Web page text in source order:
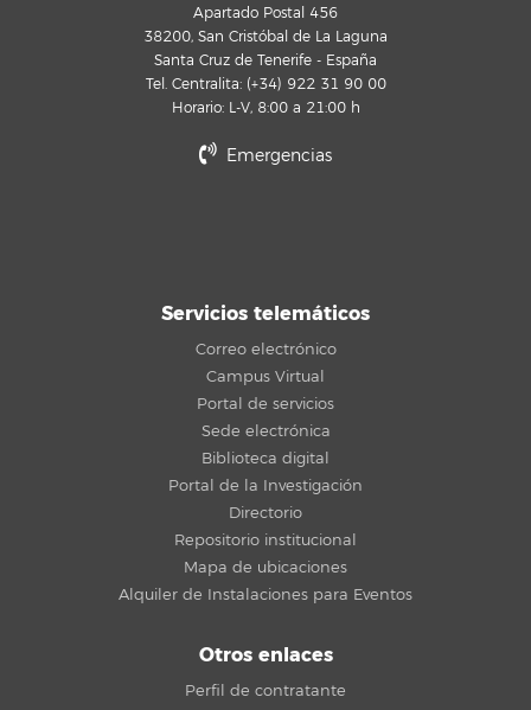
Apartado Postal 456
38200, San Cristóbal de La Laguna
Santa Cruz de Tenerife - España
Tel. Centralita: (+34) 922 31 90 00
Horario: L-V, 8:00 a 21:00 h
Emergencias
Servicios telemáticos
Correo electrónico
Campus Virtual
Portal de servicios
Sede electrónica
Biblioteca digital
Portal de la Investigación
Directorio
Repositorio institucional
Mapa de ubicaciones
Alquiler de Instalaciones para Eventos
Otros enlaces
Perfil de contratante